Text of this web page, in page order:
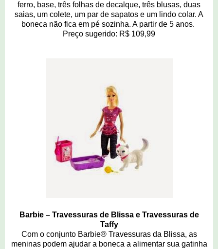
ferro, base, três folhas de decalque, três blusas, duas
saias, um colete, um par de sapatos e um lindo colar. A
boneca não fica em pé sozinha. A partir de 5 anos.
Preço sugerido: R$ 109,99
Barbie – Travessuras de Blissa e Travessuras de
Taffy
Com o conjunto Barbie® Travessuras da Blissa, as
meninas podem ajudar a boneca a alimentar sua gatinha